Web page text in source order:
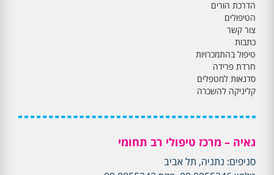
הדרכת הורים
הטיפולים
צור קשר
כתבות
טיפול בהתמכרויות
חרדת פרידה
סדנאות למטפלים
קליניקה להשכרה
גאיה – מרכז טיפולי רב תחומי
סניפים: נתניה, תל אביב